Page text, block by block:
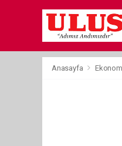
Anasayfa